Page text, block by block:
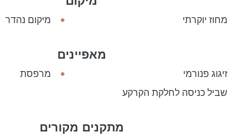
מחוז יוקרתי מיקום נהדר
מאפיינים
זיגוג פנורמי מרפסת
שביל כניסה לחלקת הקרקע
מתקנים מקורים